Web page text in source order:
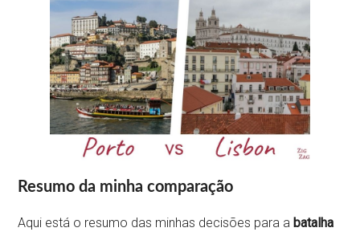
Resumo da minha comparação
Aqui está o resumo das minhas decisões para abatalha